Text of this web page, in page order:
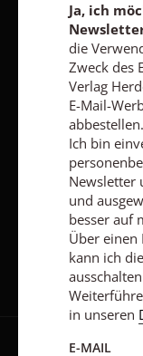
und
Interessen
Mail kann ich
Ja, ich
die
Zweck des
Verlag
E-Mail-
abbestellen.
Ich bin
Newsletter
und
besser auf
Über einen
kann ich
in unseren
E-MAIL